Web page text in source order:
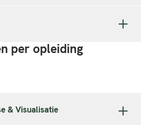
per opleiding
& Visualisatie